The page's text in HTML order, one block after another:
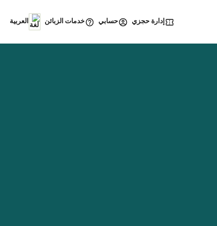
إدارة حجزي حسابي خدمات الزبائن العربية